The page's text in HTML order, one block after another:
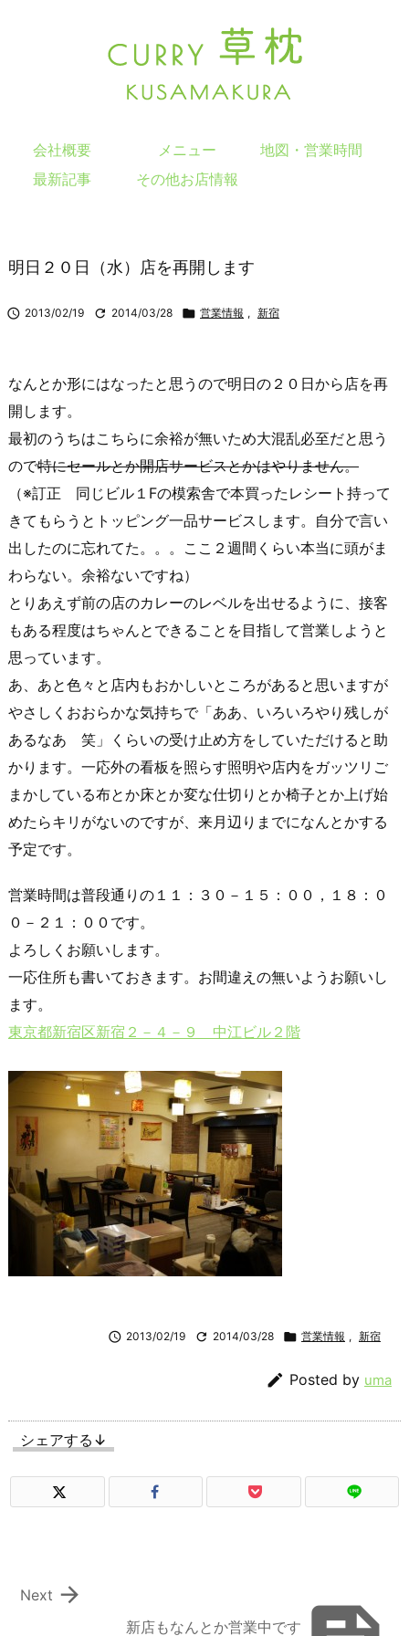
会社概要 メニュー
地図・営業時間
最新記事
その他お店情報
明日２０日（水）店を再開します
 2013/02/19  2014/03/28  営業情報 , 新宿
なんとか形にはなったと思うので明日の２０日から店を再
開します。
最初のうちはこちらに余裕が無いため大混乱必至だと思う
ので特にセールとか開店サービスとかはやりません。
（※訂正 同じビル１Fの模索舎で本買ったレシート持って
きてもらうとトッピング一品サービスします。自分で言い
出したのに忘れてた。。。ここ２週間くらい本当に頭がま
わらない。余裕ないですね）
とりあえず前の店のカレーのレベルを出せるように、接客
もある程度はちゃんとできることを目指して営業しようと
思っています。
あ、あと色々と店内もおかしいところがあると思いますが
やさしくおおらかな気持ちで「ああ、いろいろやり残しが
あるなあ 笑」くらいの受け止め方をしていただけると助
かります。一応外の看板を照らす照明や店内をガッツリご
まかしている布とか床とか変な仕切りとか椅子とか上げ始
めたらキリがないのですが、来月辺りまでになんとかする
予定です。
営業時間は普段通りの１１：３０－１５：００，１８：０
０－２１：００です。
よろしくお願いします。
一応住所も書いておきます。お間違えの無いようお願いし
ます。
東京都新宿区新宿２－４－９ 中江ビル２階
 2013/02/19  2014/03/28  営業情報 , 新宿
 Posted by uma
シェアする↓
新店もなんとか営業中です

Next